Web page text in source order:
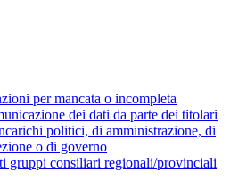
per mancata o incompleta
dei dati da parte dei titolari
politici, di amministrazione, di
o di governo
gruppi consiliari regionali/provinciali